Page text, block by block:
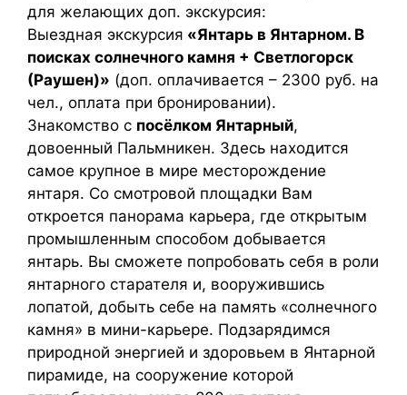
для желающих доп. экскурсия:
Выездная экскурсия «Янтарь в Янтарном. В
поисках солнечного камня + Светлогорск
(Раушен)» (доп. оплачивается – 2300 руб. на
чел., оплата при бронировании).
Знакомство с посёлком Янтарный,
довоенный Пальмникен. Здесь находится
самое крупное в мире месторождение
янтаря. Со смотровой площадки Вам
откроется панорама карьера, где открытым
промышленным способом добывается
янтарь. Вы сможете попробовать себя в роли
янтарного старателя и, вооружившись
лопатой, добыть себе на память «солнечного
камня» в мини-карьере. Подзарядимся
природной энергией и здоровьем в Янтарной
пирамиде, на сооружение которой